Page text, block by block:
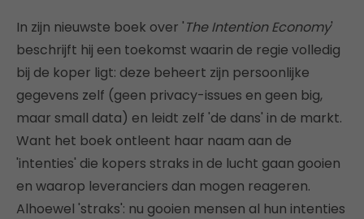
In zijn nieuwste boek over 'The Intention Economy'
beschrijft hij een toekomst waarin de regie volledig
bij de koper ligt: deze beheert zijn persoonlijke
gegevens zelf (geen privacy-issues en geen big,
maar small data) en leidt zelf 'de dans' in de markt.
Want het boek ontleent haar naam aan de
'intenties' die kopers straks in de lucht gaan gooien
en waarop leveranciers dan mogen reageren.
Alhoewel 'straks': nu gooien mensen al hun intenties